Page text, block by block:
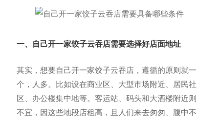
一、自己开一家饺子云吞店需要选择好店面地址
其实，想要自己开一家饺子云吞店，遵循的原则就一
个，人多。比如设在商业区、大型市场附近、居民社
区、办公楼集中地等。客运站、码头和大酒楼附近则
不宜，因这些地段店租高，且人们来去匆匆、腹中不